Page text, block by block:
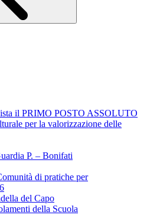
il PRIMO POSTO ASSOLUTO
per la valorizzazione delle
P. – Bonifati
di pratiche per
del Capo
della Scuola